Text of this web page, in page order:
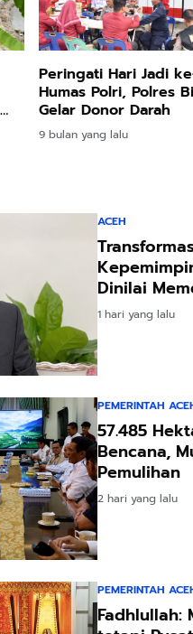
Peringati Hari Jadi
Humas Polri, Polres
Gelar Donor Darah
9 bulan yang lalu
ACEH
Dinilai
1 hari yang lalu
PEMERINTAH
57.485
Bencana,
Pemulihan
2 hari yang lalu
PEMERINTAH
Fadhlullah: